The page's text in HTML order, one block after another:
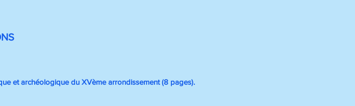
et archéologique du XVème arrondissement(8 pages).